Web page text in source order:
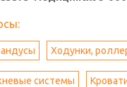
Ходунки,
системы